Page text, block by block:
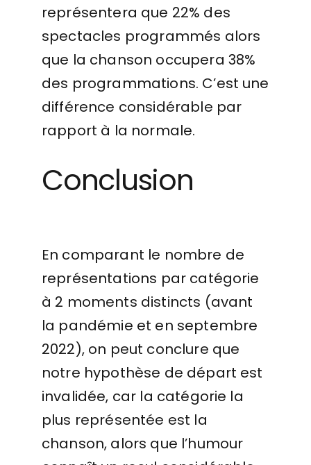
représentera que 22% des
spectacles programmés alors
que la chanson occupera 38%
des programmations. C’est une
différence considérable par
rapport à la normale.
Conclusion
En comparant le nombre de
représentations par catégorie
à 2 moments distincts (avant
la pandémie et en septembre
2022), on peut conclure que
notre hypothèse de départ est
invalidée, car la catégorie la
plus représentée est la
chanson, alors que l’humour